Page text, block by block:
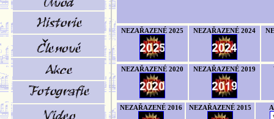
NEZAŘAZENÉ 2025 NEZAŘAZENÉ 2024
NEZAŘAZENÉ 2020 NEZAŘAZENÉ 2019
NEZAŘAZENÉ 2016 NEZAŘAZENÉ 2015